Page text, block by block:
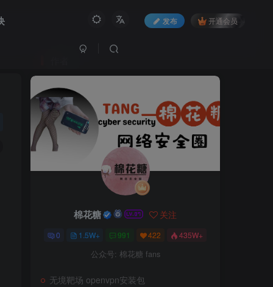
发布 开通会员
棉花糖 关注
0 1.5W+ 991 422 435W+
公众号: 棉花糖 fans
无境靶场 openvpn安装包